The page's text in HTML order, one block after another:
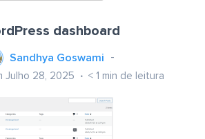
dashboard
Sandhya Goswami
Julho 28, 2025 < 1 min de leitura